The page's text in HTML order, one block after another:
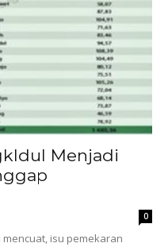
Menjadi
0
mencuat, isu pemekaran